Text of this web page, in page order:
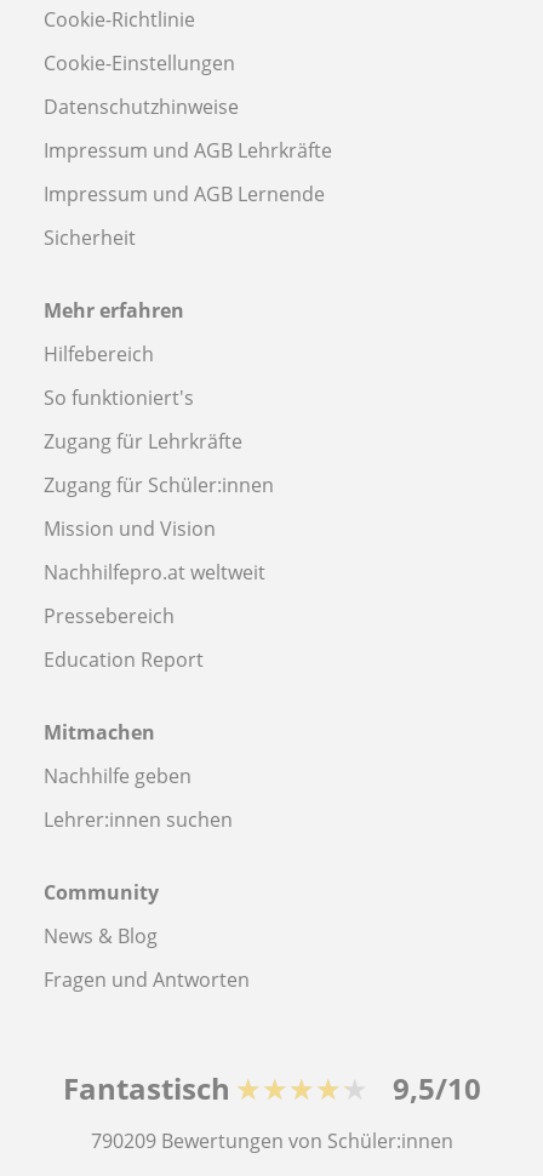
Cookie-Richtlinie
Cookie-Einstellungen
Datenschutzhinweise
Impressum und AGB Lehrkräfte
Impressum und AGB Lernende
Sicherheit
Mehr erfahren
Hilfebereich
So funktioniert's
Zugang für Lehrkräfte
Zugang für Schüler:innen
Mission und Vision
Nachhilfepro.at weltweit
Pressebereich
Education Report
Mitmachen
Nachhilfe geben
Lehrer:innen suchen
Community
News & Blog
Fragen und Antworten
Fantastisch ★★★★★ 9,5/10
790209 Bewertungen von Schüler:innen